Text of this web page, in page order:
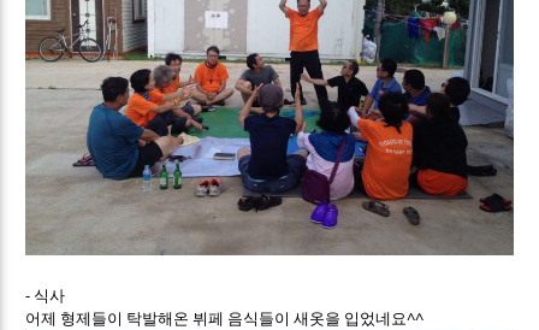
- 식사
어제 형제들이 탁발해온 뷔페 음식들이 새옷을 입었네요^^